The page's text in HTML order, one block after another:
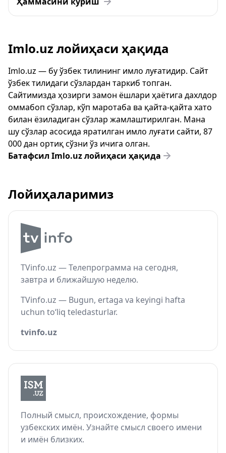
Imlo.uz лойиҳаси ҳақида
Imlo.uz — бу ўзбек тилининг имло луғатидир. Сайт
ўзбек тилидаги сўзлардан таркиб топган.
Сайтимизда ҳозирги замон ёшлари ҳаётига дахлдор
оммабоп сўзлар, кўп маротаба ва қайта-қайта хато
билан ёзиладиган сўзлар жамлаштирилган. Мана
шу сўзлар асосида яратилган имло луғати сайти, 87
000 дан ортиқ сўзни ўз ичига олган.
Батафсил Imlo.uz лойиҳаси ҳақида
Лойиҳаларимиз
TVinfo.uz — Телепрограмма на сегодня,
завтра и ближайшую неделю.
TVinfo.uz — Bugun, ertaga va keyingi hafta
uchun to‘liq teledasturlar.
tvinfo.uz
Полный смысл, происхождение, формы
узбекских имён. Узнайте смысл своего имени
и имён близких.